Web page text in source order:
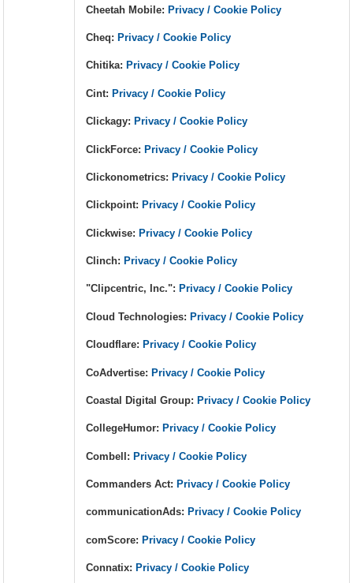
Cheetah Mobile:Privacy / Cookie Policy
Cheq: Privacy / Cookie Policy
Chitika: Privacy / Cookie Policy
Cint: Privacy / Cookie Policy
Clickagy: Privacy / Cookie Policy
ClickForce:Privacy / Cookie Policy
Clickonometrics: Privacy / Cookie Policy
Clickpoint: Privacy / Cookie Policy
Clickwise:Privacy / Cookie Policy
Clinch: Privacy / Cookie Policy
"Clipcentric, Inc.": Privacy / Cookie Policy
Cloud Technologies: Privacy / Cookie Policy
Cloudflare: Privacy / Cookie Policy
CoAdvertise:Privacy / Cookie Policy
Coastal Digital Group: Privacy / Cookie Policy
CollegeHumor: Privacy / Cookie Policy
Combell:Privacy / Cookie Policy
Commanders Act: Privacy / Cookie Policy
communicationAds: Privacy / Cookie Policy
comScore: Privacy / Cookie Policy
Connatix: Privacy / Cookie Policy